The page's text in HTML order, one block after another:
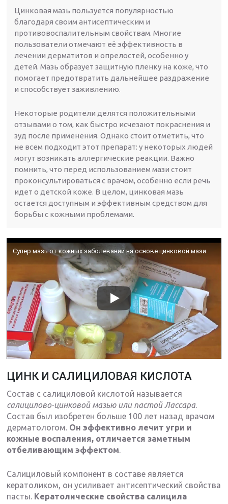
Цинковая мазь пользуется популярностью
благодаря своим антисептическим и
противовоспалительным свойствам. Многие
пользователи отмечают её эффективность в
лечении дерматитов и опрелостей, особенно у
детей. Мазь образует защитную пленку на коже, что
помогает предотвратить дальнейшее раздражение
и способствует заживлению.
Некоторые родители делятся положительными
отзывами о том, как быстро исчезают покраснения и
зуд после применения. Однако стоит отметить, что
не всем подходит этот препарат: у некоторых людей
могут возникать аллергические реакции. Важно
помнить, что перед использованием мази стоит
проконсультироваться с врачом, особенно если речь
идет о детской коже. В целом, цинковая мазь
остается доступным и эффективным средством для
борьбы с кожными проблемами.
Супер мазь от кожных заболеваний на основе цинковой мази
ЦИНК И САЛИЦИЛОВАЯ КИСЛОТА
Состав с салициловой кислотой называется
салицилово-цинковой мазью или пастой Лассара.
Состав был изобретен больше 100 лет назад врачом
дерматологом. Он эффективно лечит угри и
кожные воспаления, отличается заметным
отбеливающим эффектом
Салициловый компонент в составе является
кератоликом, он усиливает антисептический свойства
пасты. Кератолические свойства салицила